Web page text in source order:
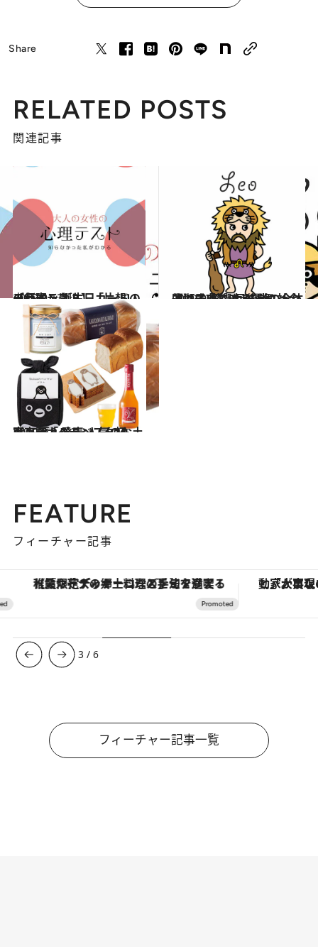
Share
RELATED POSTS
関連記事
2019.9.13
【心理テスト】「片想いの行方」 誕生日カードのデザインは？
占い 2019.9.11
【獅子座】9月後半の全体運は？ 影響力があり社会的に成功できる運気
占い
2019.8.8
東京駅「グランスタ杯2019夏」発表 人気のお土産アラカルトベスト10
グルメ
FEATURE
フィーチャー記事
【夏限定ディナーコース】旬を迎える稚鮎や花ズッキーニなどをイタリア・トスカーナの郷土料理の手法で満喫！
3 /6
フィーチャー記事一覧